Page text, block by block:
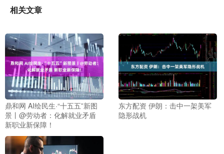
相关文章
鼎和网 AI绘民生·“十五五”新图
景丨@劳动者：化解就业矛盾
新职业新保障！
东方配资 伊朗：击中一架美军
隐形战机